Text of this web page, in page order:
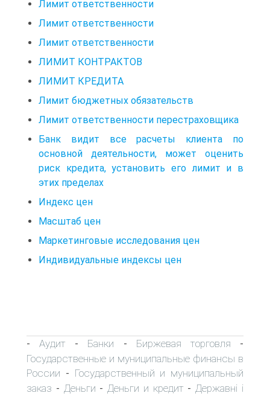
Лимит ответственности
Лимит ответственности
Лимит ответственности
ЛИМИТ КОНТРАКТОВ
ЛИМИТ КРЕДИТА
Лимит бюджетных обязательств
Лимит ответственности перестраховщика
Банк видит все расчеты клиента по
основной деятельности, может оценить
риск кредита, установить его лимит и в
этих пределах
Индекс цен
Масштаб цен
Маркетинговые исследования цен
Индивидуальные индексы цен
-Аудит - Банки - Биржевая торговля -
Государственные и муниципальные финансы в
России - Государственный и муниципальный
заказ - Деньги - Деньги и кредит - Державні і